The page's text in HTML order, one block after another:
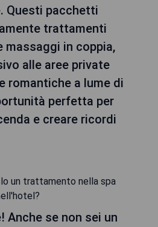
Questi pacchetti
trattamenti
massaggi in coppia,
alle aree private
romantiche a lume di
perfetta per
e creare ricordi
un trattamento nella spa
Anche se non sei un